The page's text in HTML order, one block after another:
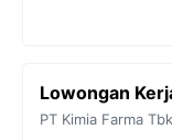
Lowongan
PT Kimia Farma Tbk